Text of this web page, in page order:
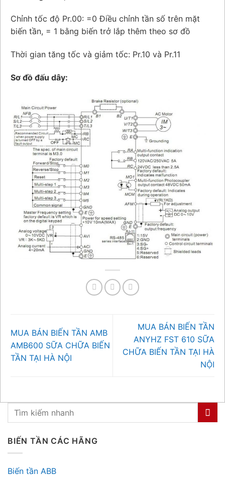
BIẾN TẦN CÁC HÃNG
Biến tần ABB
Chỉnh tốc độ Pr.00: =0 Điều chỉnh tần số trên mặt
biến tần, = 1 bằng biến trở lắp thêm theo sơ đồ
Thời gian tăng tốc và giảm tốc: Pr.10 và Pr.11
Sơ đồ đấu dây:
MUA BÁN BIẾN TẦN AMB
AMB600 SỮA CHỮA BIẾN
TẦN TẠI HÀ NỘI
MUA BÁN BIẾN TẦN
ANYHZ FST 610 SỮA
CHỮA BIẾN TẦN TẠI HÀ
NỘI